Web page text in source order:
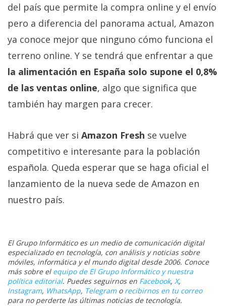
(CC) 2006-
Algunos
derechos
reservados.
del país que permite la compra online y el envío
pero a diferencia del panorama actual, Amazon
ya conoce mejor que ninguno cómo funciona el
terreno online. Y se tendrá que enfrentar a que
la alimentación en España solo supone el 0,8%
de las ventas online, algo que significa que
también hay margen para crecer.
Habrá que ver si Amazon Fresh se vuelve
competitivo e interesante para la población
española. Queda esperar que se haga oficial el
lanzamiento de la nueva sede de Amazon en
nuestro país.
El Grupo Informático es un medio de comunicación digital
especializado en tecnología, con análisis y noticias sobre
móviles, informática y el mundo digital desde 2006. Conoce
más sobre el equipo de El Grupo Informático y nuestra
política editorial. Puedes seguirnos en Facebook, X,
Instagram, WhatsApp, Telegramo recibirnos en tu correo
para no perderte las últimas noticias de tecnología.